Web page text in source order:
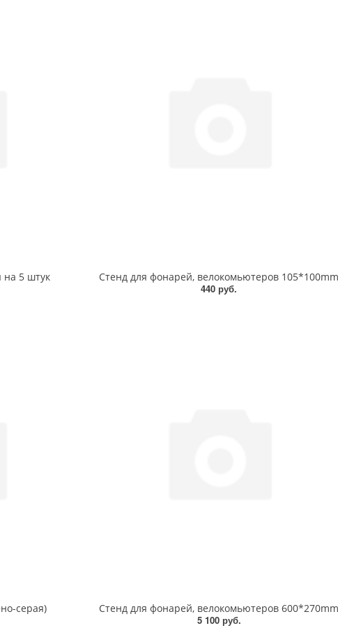
на 5 штук
Стенд для фонарей, велокомьютеров 105*100mm
440 руб.
серая)
Стенд для фонарей, велокомьютеров 600*270mm
5 100 руб.